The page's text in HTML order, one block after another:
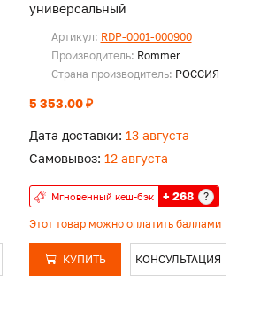
универсальный
Артикул: RDP-0001-000900
Производитель: Rommer
Страна производитель: РОССИЯ
5 353.00 ₽
Дата доставки: 13 августа
Самовывоз: 12 августа
Мгновенный кеш-бэк + 268 ?
Этот товар можно оплатить баллами
КУПИТЬ КОНСУЛЬТАЦИЯ